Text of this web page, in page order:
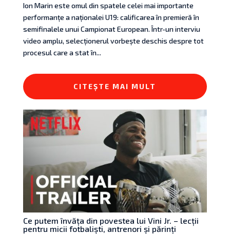
Ion Marin este omul din spatele celei mai importante
performanțe a naționalei U19: calificarea în premieră în
semifinalele unui Campionat European. Într-un interviu
video amplu, selecționerul vorbește deschis despre tot
procesul care a stat în...
CITEȘTE MAI MULT
Ce putem învăța din povestea lui Vini Jr. – lecții
pentru micii fotbaliști, antrenori și părinți